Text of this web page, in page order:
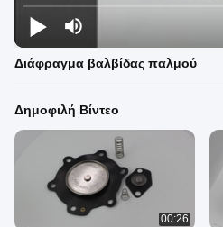
Διάφραγμα βαλβίδας παλμού
Δημοφιλή Βίντεο
00:26